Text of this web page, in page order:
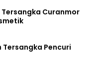
Curanmor
Tersangka Pencuri